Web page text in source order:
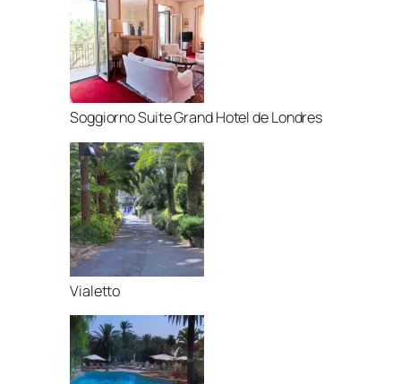
Soggiorno Suite Grand Hotel de Londres
Vialetto